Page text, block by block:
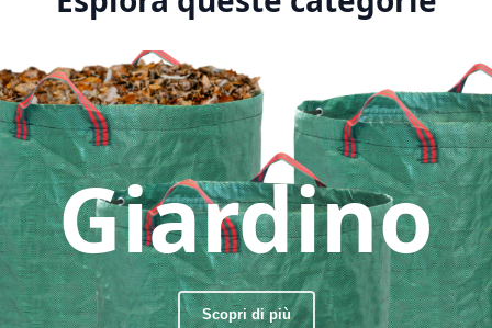
Giardino
Scopri di più